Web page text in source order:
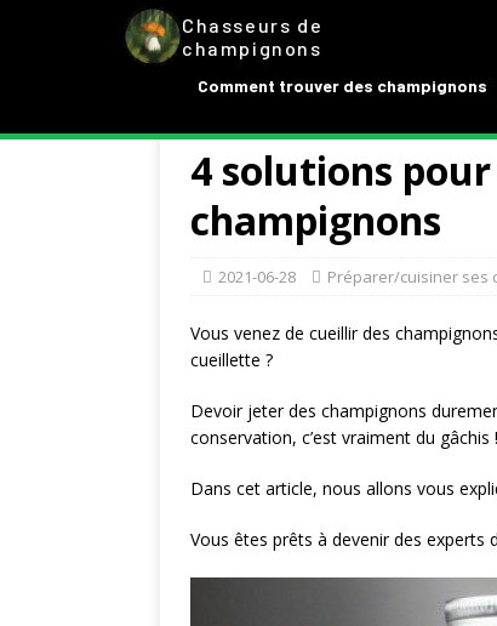
Chasseurs de
champignons
Comment trouver des champignons
4 solutions
champignons
2021-06-28 Préparer/cuisiner ses
Vous venez de cueillir des
cueillette ?
Devoir jeter des champignons
conservation, c’est vraiment du gâchis !
Dans cet article, nous allons vous
Vous êtes prêts à devenir des experts